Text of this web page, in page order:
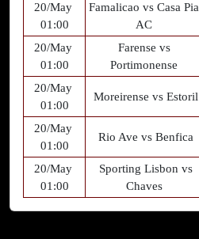
20/May
01:00
Famalicao vs Casa Pia
AC
20/May
01:00
Farense vs
Portimonense
20/May
01:00
Moreirense vs Estoril
20/May
01:00
Rio Ave vs Benfica
20/May
01:00
Sporting Lisbon vs
Chaves